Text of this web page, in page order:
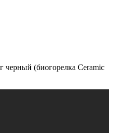
черный (биогорелка Ceramic